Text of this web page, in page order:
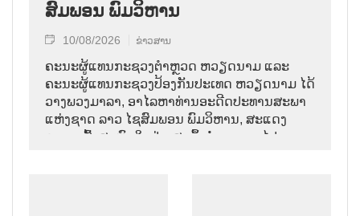
ສົມພອນ ພົມວິຫານ
10/08/2026 ຂ່າວສານ
ຄະນະຜູ້ແທນກະຊວງຕຳຫຼວດ ຫວຽດນາມ ແລະ
ຄະນະຜູ້ແທນກະຊວງປ້ອງກັນປະເທດ ຫວຽດນາມ ໄດ້
ວາງພວງມາລາ, ອາໄລຫາທ່ານອະດີດປະທານສະພາ
ແຫ່ງຊາດ ລາວ ໄຊສົມພອນ ພົມວິຫານ, ສະແດງ
ຄວາມເສົ້າສະຫຼົດໃຈຢ່າງສຸດຊຶ້ງຕໍ່ການຈາກໄປຂອງ